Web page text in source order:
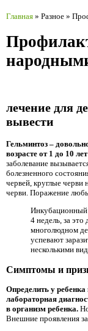
Главная » Разное »
лечение для
вывести
Гельминтоз –
возрасте от 1 до 10
заболевание
болезненного
червей, круглые черви
черви. Поражение
Инкубационный
4 недель, за
многолюдном
успевают
несколькими
Симптомы и
Определить у
лабораторная
в организм ребенка.
Внешние проявления